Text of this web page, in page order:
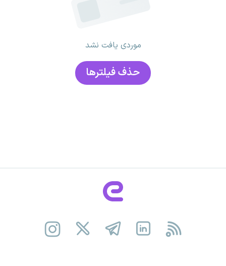
موردی یافت نشد
حذف فیلتر‌ها